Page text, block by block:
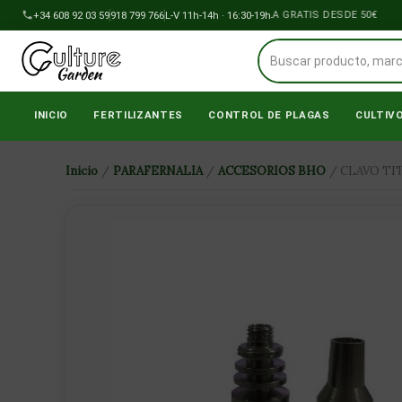
al
contenido
+34 608 92 03 59918 799 766L-V 11h-14h · 16:30-19h
ENVÍOS A PENÍNSULA GRATIS DESDE 50€
INICIO FERTILIZANTES CONTROL DE PLAGAS CULTIVO
Inicio / PARAFERNALIA / ACCESORIOS BHO / CLAVO